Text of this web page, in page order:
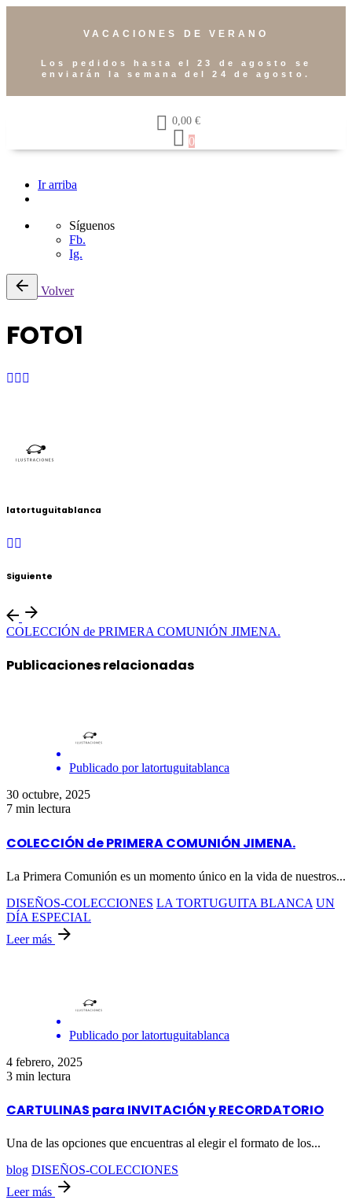
VACACIONES DE VERANO
Los pedidos hasta el 23 de agosto se
enviarán la semana del 24 de agosto.
0,00 €
0
Ir arriba
Síguenos
Fb.
Ig.
Volver
FOTO1
latortuguitablanca
Siguiente
COLECCIÓN de PRIMERA COMUNIÓN JIMENA.
Publicaciones relacionadas
Publicado por latortuguitablanca
30 octubre, 2025
7 min lectura
COLECCIÓN de PRIMERA COMUNIÓN JIMENA.
La Primera Comunión es un momento único en la vida de nuestros...
DISEÑOS-COLECCIONES LA TORTUGUITA BLANCA UN
DÍA ESPECIAL
Leer más
Publicado por latortuguitablanca
4 febrero, 2025
3 min lectura
CARTULINAS para INVITACIÓN y RECORDATORIO
Una de las opciones que encuentras al elegir el formato de los...
blog DISEÑOS-COLECCIONES
Leer más